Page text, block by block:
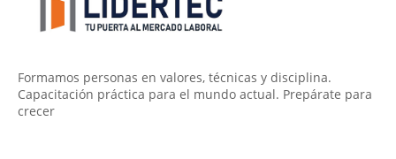
Formamos personas en valores, técnicas y disciplina.
Capacitación práctica para el mundo actual. Prepárate para
crecer